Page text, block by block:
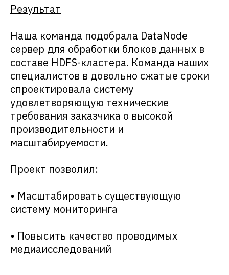
Результат
Наша команда подобрала DataNode
сервер для обработки блоков данных в
составе HDFS-кластера. Команда наших
специалистов в довольно сжатые сроки
спроектировала систему
удовлетворяющую технические
требования заказчика о высокой
производительности и
масштабируемости.
Проект позволил:
• Масштабировать существующую
систему мониторинга
• Повысить качество проводимых
медиаисследований